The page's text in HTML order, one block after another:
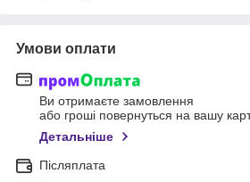
Умови оплати
Ви отримаєте замовлення
або гроші повернуться на вашу
Детальніше
Післяплата